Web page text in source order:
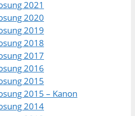
2021
2020
2019
2018
2017
2016
2015
2015 – Kanon
2014